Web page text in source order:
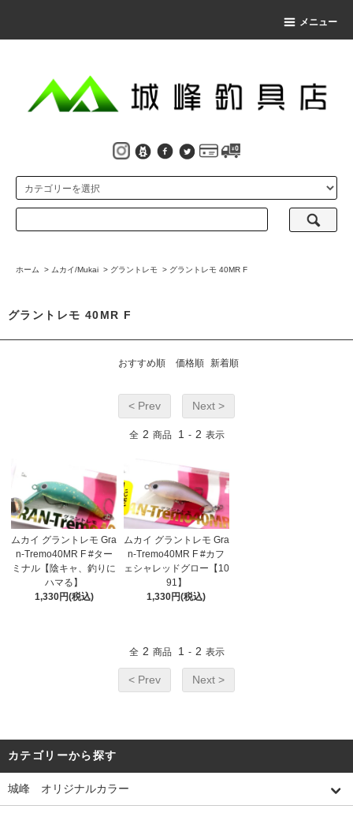
メニュー
ホーム > ムカイ/Mukai > グラントレモ > グラントレモ 40MR F
グラントレモ 40MR F
おすすめ順 価格順 新着順
< Prev Next >
全 2 商品 1 - 2 表示
ムカイ グラントレモ Gra
n-Tremo40MR F #ター
ミナル【陰キャ、釣りに
ハマる】
1,330円(税込)
ムカイ グラントレモ Gra
n-Tremo40MR F #カフ
ェシャレッドグロー【10
91】
1,330円(税込)
全 2 商品 1 - 2 表示
< Prev Next >
カテゴリーから探す
城峰 オリジナルカラー